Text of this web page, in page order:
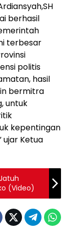
berhasil
terbesar
politis
hasil
bermitra
untuk
kepentingan
ujar Ketua
(Video)